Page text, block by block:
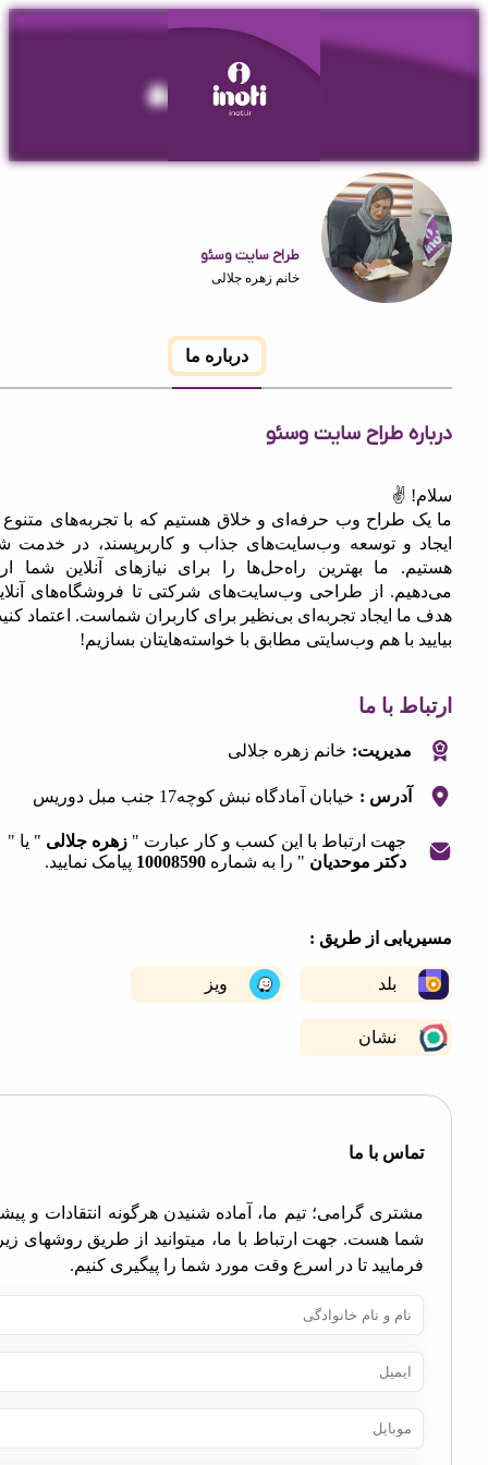
طراح سایت وسئو
خانم زهره جلالی
طراح سایت وسئو
طراح وب حرفه‌ای و خلاق هستیم که با تجربه‌های متنوع در
و توسعه وب‌سایت‌های جذاب و کاربرپسند، در خدمت شما
ما بهترین راه‌حل‌ها را برای نیازهای آنلاین شما ارائه
از طراحی وب‌سایت‌های شرکتی تا فروشگاه‌های آنلاین،
ایجاد تجربه‌ای بی‌نظیر برای کاربران شماست. اعتماد کنید و
با هم وب‌سایتی مطابق با خواسته‌هایتان بسازیم!
با ما
مدیریت: خانم زهره جلالی
آدرس : خیابان آمادگاه نبش کوچه17 جنب مبل دوریس
جهت ارتباط با این کسب و کار عبارت "زهره جلالی " یا "
دکتر موحدیان" را به شماره 10008590 پیامک نمایید.
از طریق :
ویز
نشان
با ما
گرامی؛ تیم ما، آماده شنیدن هرگونه انتقادات و پیشنهادات
هست. جهت ارتباط با ما، میتوانید از طریق روشهای زیر اقدام
تا در اسرع وقت مورد شما را پیگیری کنیم.